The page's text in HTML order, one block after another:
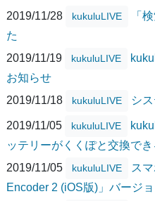
2019/11/28
kukuluLIVE
「
た
2019/11/19
kukuluLIVE
お知らせ
2019/11/18
kukuluLIVE シ
2019/11/05 kukuluLIVE
ッテリーがくくぽと交換で
2019/11/05
kukuluLIVE
ス
Encoder 2 (iOS版)」バージ